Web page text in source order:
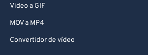
Video a GIF
MOV a MP4
Convertidor de vídeo